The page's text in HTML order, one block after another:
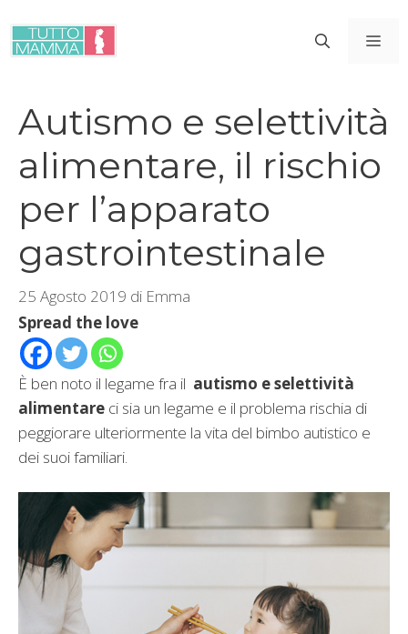
contenuto
Autismo e selettività
alimentare, il rischio
per l’apparato
gastrointestinale
25 Agosto 2019 di Emma
Spread the love
È ben noto il legame fra il autismo e selettività
alimentare ci sia un legame e il problema rischia di
peggiorare ulteriormente la vita del bimbo autistico e
dei suoi familiari.